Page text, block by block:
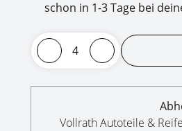
schon in 1-3 Tage bei
Vollrath Autoteile &